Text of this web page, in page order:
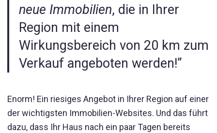
neue Immobilien, die in Ihrer
Region mit einem
Wirkungsbereich von 20 km zum
Verkauf angeboten werden!”
Enorm! Ein riesiges Angebot in Ihrer Region auf einer
der wichtigsten Immobilien-Websites. Und das führt
dazu, dass Ihr Haus nach ein paar Tagen bereits